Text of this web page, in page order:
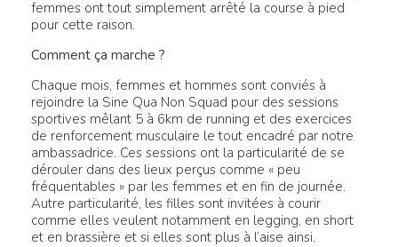
femmes ont tout simplement arrêté la course à pied
pour cette raison.
Comment ça marche ?
Chaque mois, femmes et hommes sont conviés à
rejoindre la Sine Qua Non Squad pour des sessions
sportives mêlant 5 à 6km de running et des exercices
de renforcement musculaire le tout encadré par notre
ambassadrice. Ces sessions ont la particularité de se
dérouler dans des lieux perçus comme « peu
fréquentables » par les femmes et en fin de journée.
Autre particularité, les filles sont invitées à courir
comme elles veulent notamment en legging, en short
et en brassière et si elles sont plus à l’aise ainsi.